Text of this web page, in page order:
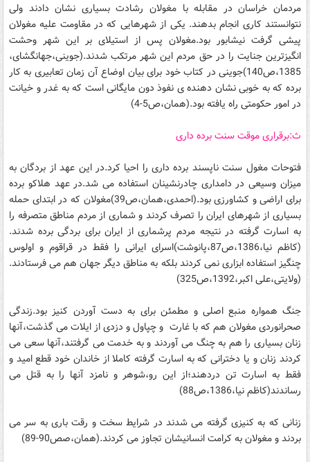
مردمان خراسان در مقابله با مغولان رشادت بسیاری نشان دادند ولی
نتوانستند کاری انجام بدهند. یکی از شهرهایی که در مقاومت علیه مغولان
پیشی گرفت نیشابور بود.مغولان پس از استیلای بر این شهر وحشت
انگیزترین جنایت را در حق مردم این شهر مرتکب شدند.(جوینی،جهانگشای،
1385،ص140)جوینی در کتاب خود برای بیان اوضاع آن زمان تعابیری به کار
برده که به خوبی نشان دهنده ی نفوذ دون مایگانی است که به غدر و خیانت
در امور حکومتی راه یافته بود.(همان،ص5-4)
ث:برقراری موقت سنت برده داری
فتوحات مغول سنت ناپسند برده داری را احیا کرد.در این عهد از بردگان به
میزان وسیعی در دامداری چادرنشینان استفاده می شد.در عهد هلاکو برده
برای اراضی و کشاورزی بود.(احمدی،همان،ص39)مغولان که در ابتدای حمله
بسیاری از شهرهای ایران را تصرف کردند و شماری از مردم مناطق متصرفه را
به اسارت گرفته در نتیجه مردم پرشماری از ایران برای بردگی برده شدند.
(کاظم نیا،1386،ص87،پانوشت)اسرای ایرانی را فقط در قراقوم و اولوس
چنگیز استفاده ابزاری نمی کردند بلکه به مناطق دیگر جهان هم می فرستادند.
(ولایتی،علی اکبر،1392،ص325)
جنگ همواره منبع اصلی و مطمئن برای به دست آوردن کنیز بود.زندگی
صحرانوردی مغولان هم که با غارت و چپاول و دزدی از ایلات می گذشت،آنها
زنان بسیاری را هم به چنگ می آوردند و به خدمت می گرفتند،آنها سعی می
کردند زنان و یا دخترانی که به اسارت گرفته کاملا از خاندان خود قطع امید و
فقط به اسارت تن دردهند؛از این رو،شوهر و نامزد آنها را به قتل می
رساندند(کاظم نیا،1386،ص88)
زنانی که به کنیزی گرفته می شدند در شرایط سخت و رقت باری به سر می
بردند و مغولان به کرامت انسانیشان تجاوز می کردند.(همان،صص90-89)